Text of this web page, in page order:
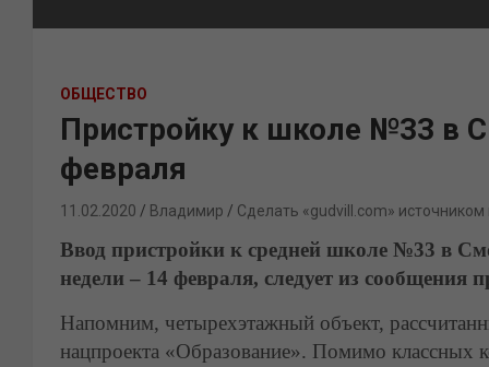
ОБЩЕСТВО
Пристройку к школе №33 в
февраля
11.02.2020 Владимир Сделать «gudvill.com» источником
Ввод пристройки к средней школе №33 в
недели – 14 февраля, следует из
Напомним, четырехэтажный объект,
нацпроекта «Образование». Помимо классных